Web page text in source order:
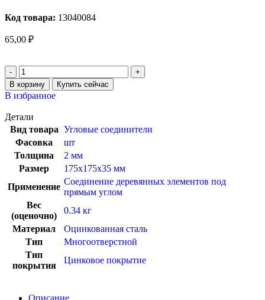
Код товара: 13040084
65,00 ₽
В корзину Купить сейчас
В избранное
Детали
Вид товара Угловые соединители
Фасовка
шт
Толщина
2 мм
Размер
175x175x35 мм
Применение
Соединение деревянных элементов под
прямым углом
Вес
(оценочно)
0.34 кг
Материал
Оцинкованная сталь
Тип
Многоотверстной
Тип
покрытия
Цинковое покрытие
Описание